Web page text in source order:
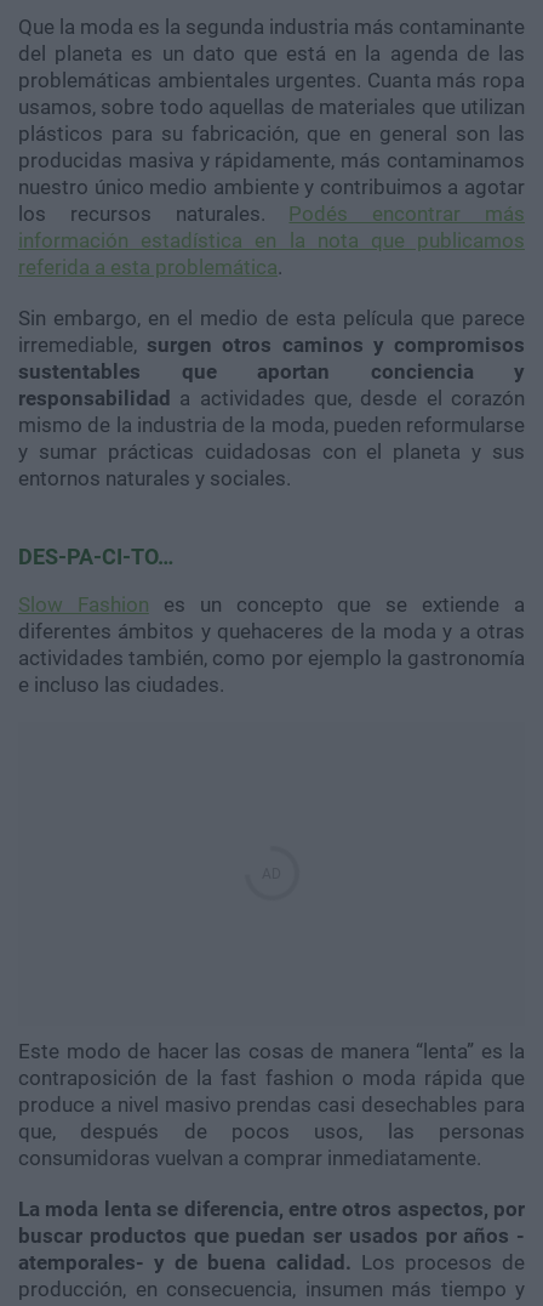
Que la moda es la segunda industria más contaminante
del planeta es un dato que está en la agenda de las
problemáticas ambientales urgentes. Cuanta más ropa
usamos, sobre todo aquellas de materiales que utilizan
plásticos para su fabricación, que en general son las
producidas masiva y rápidamente, más contaminamos
nuestro único medio ambiente y contribuimos a agotar
los recursos naturales. Podés encontrar más
información estadística en la nota que publicamos
referida a esta problemática.
Sin embargo, en el medio de esta película que parece
irremediable, surgen otros caminos y compromisos
sustentables que aportan conciencia y
responsabilidad a actividades que, desde el corazón
mismo de la industria de la moda, pueden reformularse
y sumar prácticas cuidadosas con el planeta y sus
entornos naturales y sociales.
DES-PA-CI-TO…
Slow Fashion es un concepto que se extiende a
diferentes ámbitos y quehaceres de la moda y a otras
actividades también, como por ejemplo la gastronomía
e incluso las ciudades.
Este modo de hacer las cosas de manera “lenta” es la
contraposición de la fast fashion o moda rápida que
produce a nivel masivo prendas casi desechables para
que, después de pocos usos, las personas
consumidoras vuelvan a comprar inmediatamente.
La moda lenta se diferencia, entre otros aspectos, por
buscar productos que puedan ser usados por años -
atemporales- y de buena calidad. Los procesos de
producción, en consecuencia, insumen más tiempo y